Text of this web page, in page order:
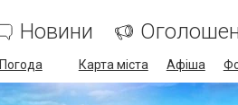
Новини
Погода Карта міста Афіша